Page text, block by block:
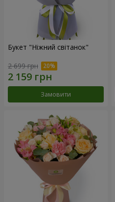
Букет "Ніжний світанок"
2 699 грн
Замовити